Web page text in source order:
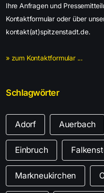
Ihre Anfragen und
Kontaktformular oder über
kontakt(at)spitzenstadt.de.
» zum Kontaktformular ...
Schlagwörter
Adorf Auerbach
Einbruch
Markneukirchen